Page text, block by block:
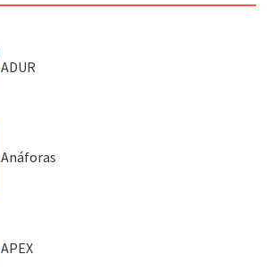
ADUR
Anáforas
APEX